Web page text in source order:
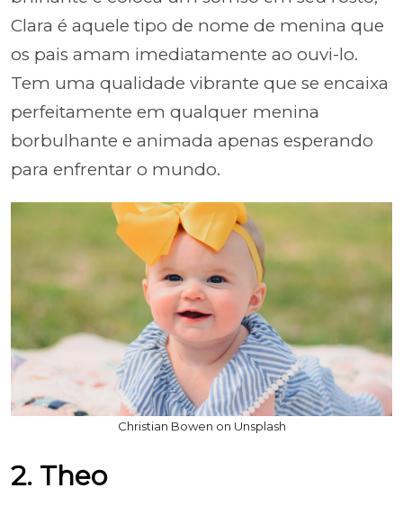
Clara é aquele tipo de nome de menina que
os pais amam imediatamente ao ouvi-lo.
Tem uma qualidade vibrante que se encaixa
perfeitamente em qualquer menina
borbulhante e animada apenas esperando
para enfrentar o mundo.
Christian Bowen on Unsplash
2. Theo